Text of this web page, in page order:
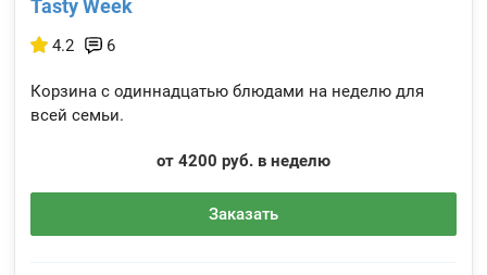
Tasty Week
4.2 6
Корзина с одиннадцатью блюдами на неделю для
всей семьи.
от 4200 руб. в неделю
Заказать